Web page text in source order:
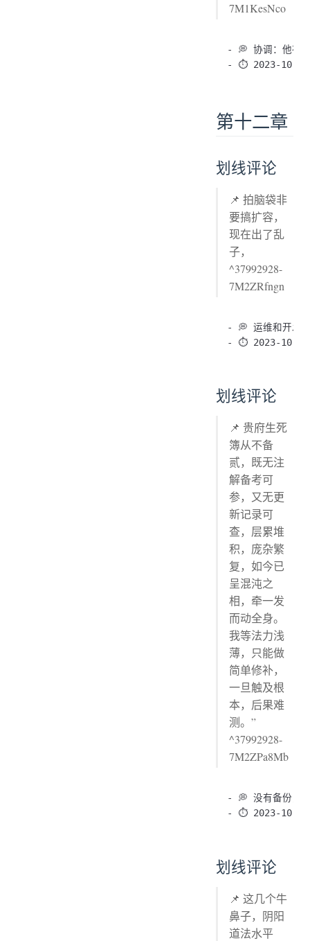
7M1KesNco
- 💭 协调：他在启
第十二章
划线评论
📌 拍脑袋非
要搞扩容，
现在出了乱
子，
^37992928-
7M2ZRfngn
- 💭 运维和开发
划线评论
📌 贵府生死
簿从不备
贰，既无注
解备考可
参，又无更
新记录可
查，层累堆
积，庞杂繁
复，如今已
呈混沌之
相，牵一发
而动全身。
我等法力浅
薄，只能做
简单修补，
一旦触及根
本，后果难
测。”
^37992928-
7M2ZPa8Mb
- 💭 没有备份，没
划线评论
📌 这几个牛
鼻子，阴阳
道法水平